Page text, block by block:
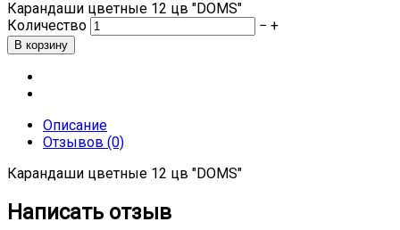
Карандаши цветные 12 цв "DOMS"
Количество
− +
Описание
Отзывов (0)
Карандаши цветные 12 цв "DOMS"
Написать отзыв